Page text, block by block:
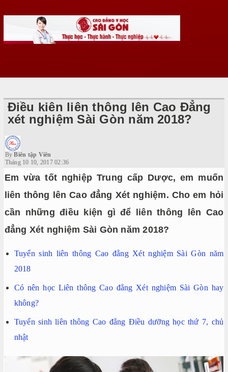
Điều kiên liên thông lên Cao Đẳng
xét nghiệm Sài Gòn năm 2018?
ByBiên tập Viên
Tháng 10 10, 2017 02:36
Em vừa tốt nghiệp Trung cấp Dược, em muốn
liên thông lên Cao đẳng Xét nghiệm. Cho em hỏi
cần những điều kiện gì để liên thông lên Cao
đẳng Xét nghiệm Sài Gòn năm 2018?
Tuyển sinh liên thông Cao đẳng Xét nghiệm Sài Gòn năm
2018
Có nên học Liên thông Cao đẳng Xét nghiệm Sài Gòn hay
không?
Tuyển sinh liên thông Cao đẳng Điều dưỡng học thứ 7, chủ
nhật